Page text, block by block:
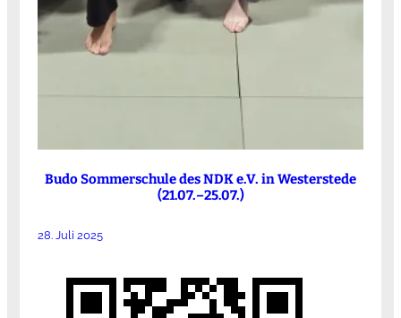
Budo Sommerschule des NDK e.V. in Westerstede
(21.07.–25.07.)
28. Juli 2025